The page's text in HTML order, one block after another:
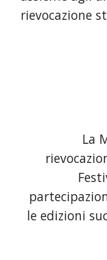
rievocazione
La
le edizioni